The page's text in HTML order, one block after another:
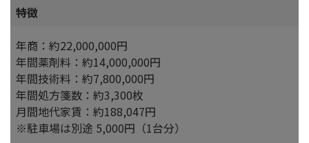
特徴
年商：約22,000,000円
年間薬剤料：約14,000,000円
年間技術料：約7,800,000円
年間処方箋数：約3,300枚
月間地代家賃：約188,047円
※駐車場は別途 5,000円（1台分）